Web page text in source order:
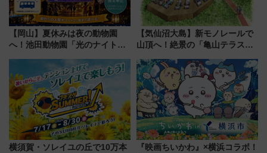
【岡山】夏休みは夜の動物園
へ！池田動物園「光のナイトズ
【気仙沼大島】新モノレールで
山頂へ！絶景の「亀山テラス
暇村のお得な日帰りプランも登
場
横須賀・ソレイユの丘で10万本
『映画ちいかわ』×横浜コラボ！